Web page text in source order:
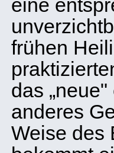
eine
frühen
das
anderes
Weise des